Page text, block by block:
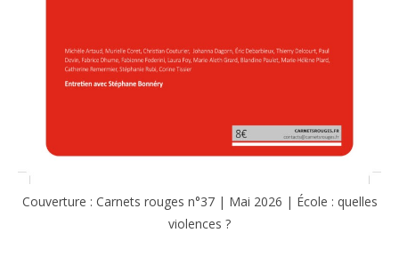
Couverture : Carnets rouges n°37 | Mai 2026 | École : quelles
violences ?